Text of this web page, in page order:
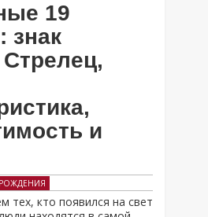
19
знак
и
тех, кто появился на свет